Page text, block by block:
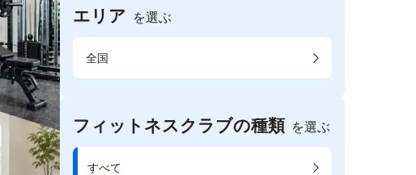
エリア を選ぶ
全国
フィットネスクラブの種類 を選ぶ
すべて